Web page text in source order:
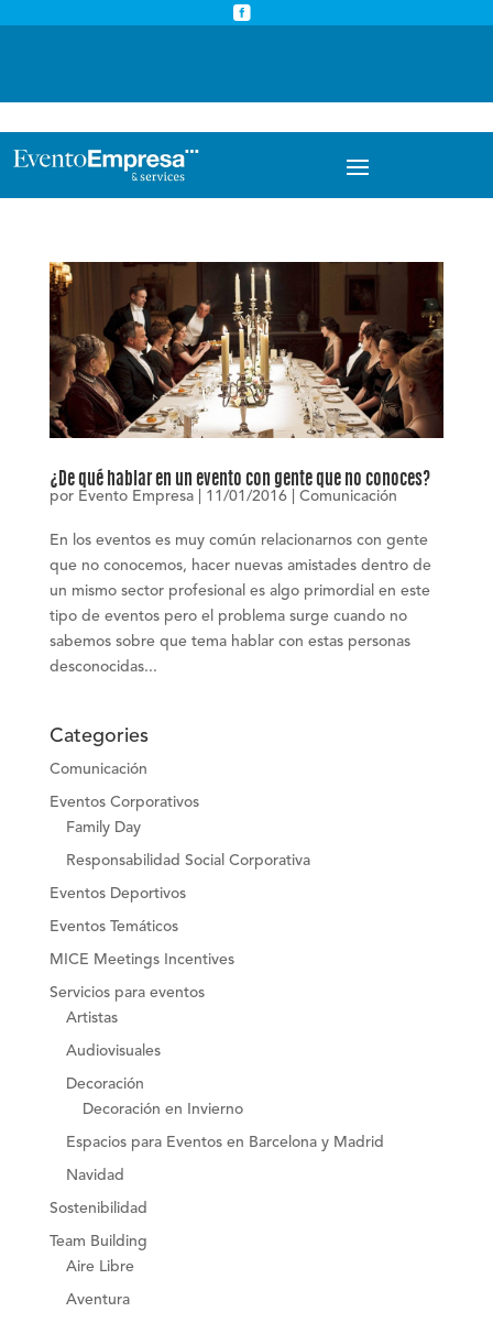

¿De qué hablar en un evento con gente que no conoces?
por Evento Empresa| 11/01/2016| Comunicación
En los eventos es muy común relacionarnos con gente
que no conocemos, hacer nuevas amistades dentro de
un mismo sector profesional es algo primordial en este
tipo de eventos pero el problema surge cuando no
sabemos sobre que tema hablar con estas personas
desconocidas...
Categories
Comunicación
Eventos Corporativos
Family Day
Responsabilidad Social Corporativa
Eventos Deportivos
Eventos Temáticos
MICE Meetings Incentives
Servicios para eventos
Artistas
Audiovisuales
Decoración
Decoración en Invierno
Espacios para Eventos en Barcelona y Madrid
Navidad
Sostenibilidad
Team Building
Aire Libre
Aventura